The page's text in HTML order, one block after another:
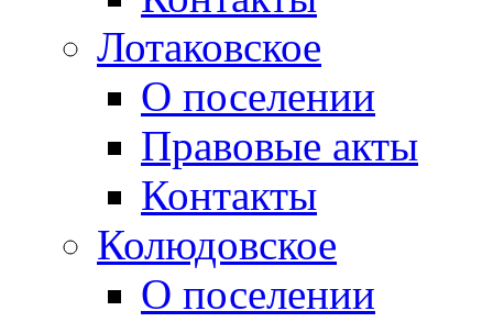
Лотаковское
О поселении
Правовые акты
Контакты
Колюдовское
О поселении